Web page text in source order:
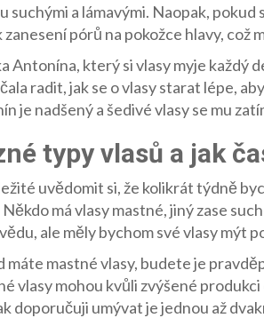
suchými a lámavými. Naopak, pokud
zanesení pórů na pokožce hlavy, což
Antonína, který si vlasy myje každý
radit, jak se o vlasy starat lépe,
je nadšený a šedivé vlasy se mu
typy vlasů a jak
uvědomit si, že kolikrát týdně
Někdo má vlasy mastné, jiný zase
ale měly bychom své vlasy mýt
máte mastné vlasy, budete je
vlasy mohou kvůli zvýšené
doporučuji umývat je jednou až